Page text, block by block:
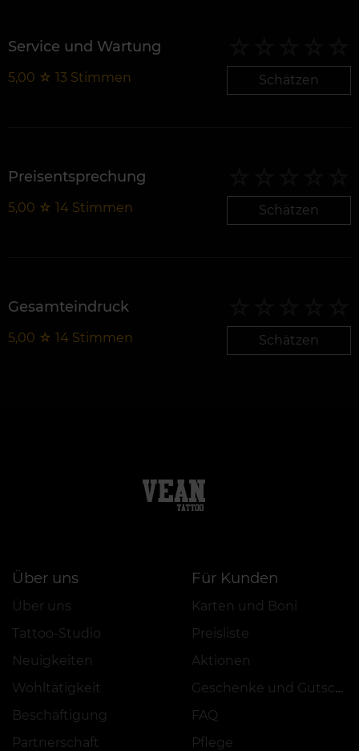
Service und Wartung
5,00 ☆ 13 Stimmen Schätzen
Preisentsprechung
5,00 ☆ 14 Stimmen Schätzen
Gesamteindruck
5,00 ☆ 14 Stimmen Schätzen
Über uns
Über uns
Tattoo-Studio
Neuigkeiten
Wohltätigkeit
Beschäftigung
Partnerschaft
Für Kunden
Karten und Boni
Preisliste
Aktionen
Geschenke und Gutscheine
FAQ
Pflege